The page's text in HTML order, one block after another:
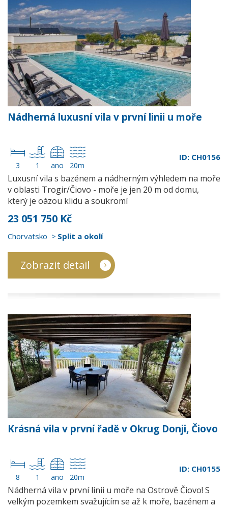
Nádherná luxusní vila v první linii u moře
3 1 ano 20m
ID: CH0156
Luxusní vila s bazénem a nádherným výhledem na moře
v oblasti Trogir/Čiovo - moře je jen 20 m od domu,
který je oázou klidu a soukromí
23 051 750 Kč
Chorvatsko Split a okolí
Zobrazit detail
Krásná vila v první řadě v Okrug Donji, Čiovo
8 1 ano 20m
ID: CH0155
Nádherná vila v první linii u moře na Ostrově Čiovo! S
velkým pozemkem svažujícím se až k moře, bazénem a